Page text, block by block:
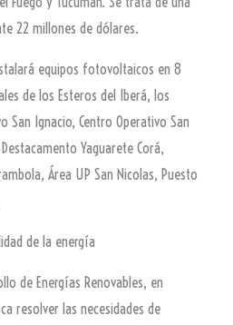
22 millones de dólares.
equipos fotovoltaicos en 8
de los Esteros del Iberá, los
San Ignacio, Centro Operativo San
Yaguarete Corá,
Área UP San Nicolas, Puesto
de la energía
de Energías Renovables, en
resolver las necesidades de